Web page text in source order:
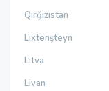
Qırğızıstan
Lixtenşteyn
Litva
Livan